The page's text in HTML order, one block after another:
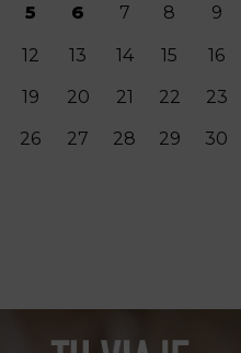
5 6 7 8 9
12 13 14 15
16
19 20 21 22
23
26 27 28 29
30